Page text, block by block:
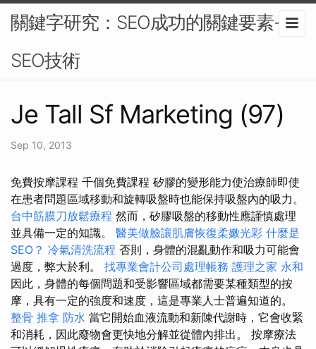
關鍵字研究：SEO成功的關鍵要素-
SEO技術
Je Tall Sf Marketing (97)
Sep 10, 2013
免費按摩課程 千個免費課程 矽膠的變形能力使治療師即使
在患者問題區域移動和旋轉吸盤時也能保持吸盤內的吸力。
台中筋膜刀放鬆療程 然而，矽膠吸盤的移動性應謹慎處理
並具備一定的知識。 醫美做臉讓肌膚恢復柔嫩光彩 什麼是
SEO？ 冷氣清洗流程 否則，身體的混亂動作和吸力可能會
過度，弊大於利。 找專業會計公司處理帳務 護理之家 永和
因此，身體的每個問題和受影響區域都需要某種類型的按
摩，具有一定的強度和速度，這是專業人士普遍知道的。
整骨 推拿 防水 當它開始血液流動和新陳代謝時，它會收緊
和消耗，因此廢物會更快地分解並從體內排出。 按摩療法